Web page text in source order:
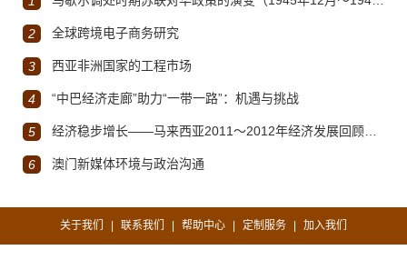
2 全球跨境电子商务研究
3 西亚非洲国家的工程市场
4 “中巴经济走廊”助力“一带一路”：机遇与挑战
5 经济稳步增长——马来西亚2011～2012年经济发展回顾与展望
6 澳门新媒体环境与政治沟通
关于我们 联系我们 帮助中心 定制服务 加入我们